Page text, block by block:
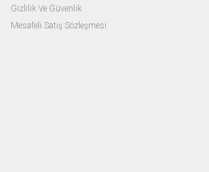
Gizlilik Ve Güvenlik
Mesafeli Satış Sözleşmesi